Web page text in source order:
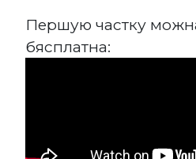
Першую частку
бясплатна: